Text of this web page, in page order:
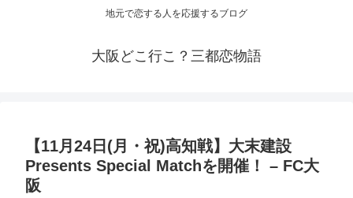
地元で恋する人を応援するブログ
大阪どこ行こ？三都恋物語
【11月24日(月・祝)高知戦】大末建設
Presents Special Matchを開催！ – FC大
阪